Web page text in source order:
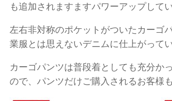
も追加されますますパワーアップしてい
左右非対称のポケットがついたカーゴ
業服とは思えないデニムに仕上がって
カーゴパンツは普段着としても充分か
ので、パンツだけご購入されるお客様